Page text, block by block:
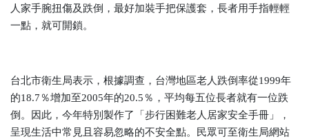
人家手腕扭傷及跌倒，最好加裝手把保護套，長者用手指輕輕
一點，就可開鎖。
台北市衛生局表示，根據調查，台灣地區老人跌倒率從1999年
的18.7％增加至2005年的20.5％，平均每五位長者就有一位跌
倒。因此，今年特別製作了「步行困難老人居家安全手冊」，
呈現生活中常見且容易忽略的不安全點。民眾可至衛生局網站